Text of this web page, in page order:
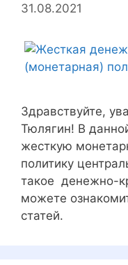
31.08.2021
Здравствуйте,
Тюлягин! В
жесткую
политику
такое денежно-
можете
статей.